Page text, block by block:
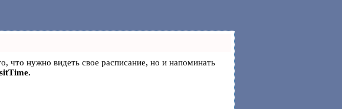
что нужно видеть свое расписание, но и напоминать